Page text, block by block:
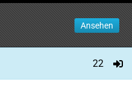
Ansehen
22